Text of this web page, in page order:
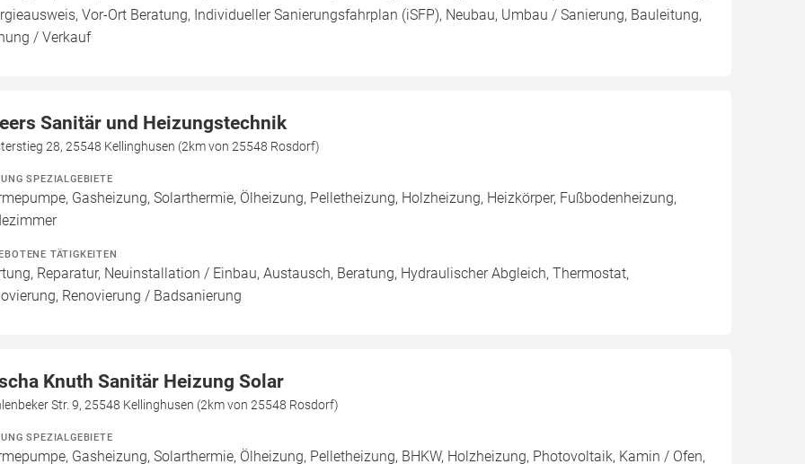
Vor-Ort Beratung, Individueller Sanierungsfahrplan (iSFP), Neubau, Umbau / Sanierung, Bauleitung,
/ Verkauf
Sanitär und Heizungstechnik
28, 25548 Kellinghusen (2km von 25548 Rosdorf)
SPEZIALGEBIETE
Gasheizung, Solarthermie, Ölheizung, Pelletheizung, Holzheizung, Heizkörper, Fußbodenheizung,
TÄTIGKEITEN
Reparatur, Neuinstallation / Einbau, Austausch, Beratung, Hydraulischer Abgleich, Thermostat,
Renovierung / Badsanierung
Knuth Sanitär Heizung Solar
Str. 9, 25548 Kellinghusen (2km von 25548 Rosdorf)
SPEZIALGEBIETE
Gasheizung, Solarthermie, Ölheizung, Pelletheizung, BHKW, Holzheizung, Photovoltaik, Kamin / Ofen,